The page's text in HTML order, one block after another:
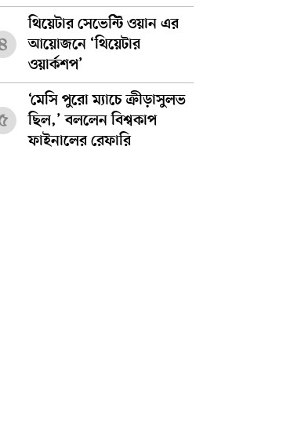
থিয়েটার সেভেন্টি ওয়ান এর
আয়োজনে ‘থিয়েটার
ওয়ার্কশপ’
‘মেসি পুরো ম্যাচে ক্রীড়াসুলভ
ছিল,’ বললেন বিশ্বকাপ
ফাইনালের রেফারি